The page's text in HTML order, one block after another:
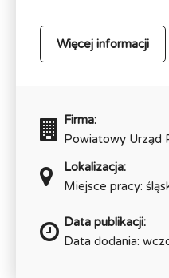
Więcej informacji
Firma:
Powiatowy Urząd
Lokalizacja:
Miejsce pracy:
Data publikacji:
Data dodania: